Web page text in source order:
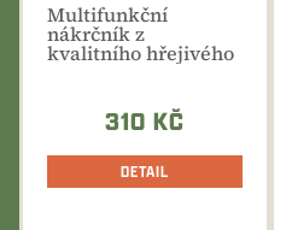
Multifunkční
nákrčník z
kvalitního hřejivého
barevném...
310 KČ
DETAIL